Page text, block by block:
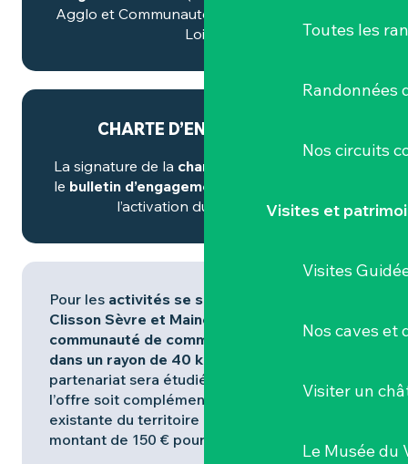
Toutes les
Randonnées
Nos circuits
Visites et
Visites
Nos caves et
Visiter un
Le Musée du
Agglo et Communauté de communes Sèvre
Loire)
CHARTE D’ENGAGEMENTS
La signature de la charte d’engagements
le bulletin d’engagement
l’activation du partenariat.
Pour les activités se situant en dehors de
Clisson Sèvre et Maine Agglo ou la
communauté de communes Sèvre Loire, et
dans un rayon de 40 km maximum
partenariat sera étudié sous réserve que
l’offre soit complémentaire de l’offre
existante du territoire et du règlement d’un
montant de 150 € pour les 2 ans.